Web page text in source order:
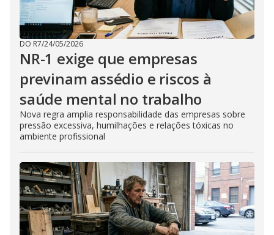
DO R7/24/05/2026
NR-1 exige que empresas
previnam assédio e riscos à
saúde mental no trabalho
Nova regra amplia responsabilidade das empresas sobre
pressão excessiva, humilhações e relações tóxicas no
ambiente profissional